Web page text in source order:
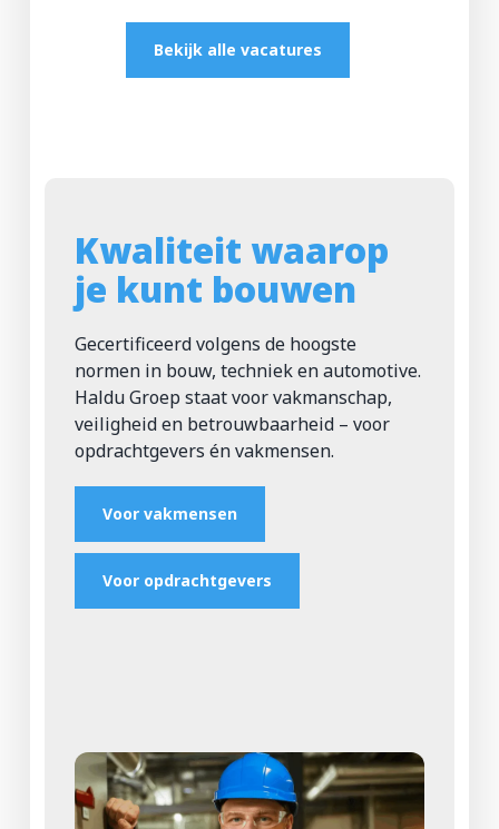
Bekijk alle vacatures
Kwaliteit waarop
je kunt bouwen
Gecertificeerd volgens de hoogste
normen in bouw, techniek en automotive.
Haldu Groep staat voor vakmanschap,
veiligheid en betrouwbaarheid – voor
opdrachtgevers én vakmensen.
Voor vakmensen
Voor opdrachtgevers